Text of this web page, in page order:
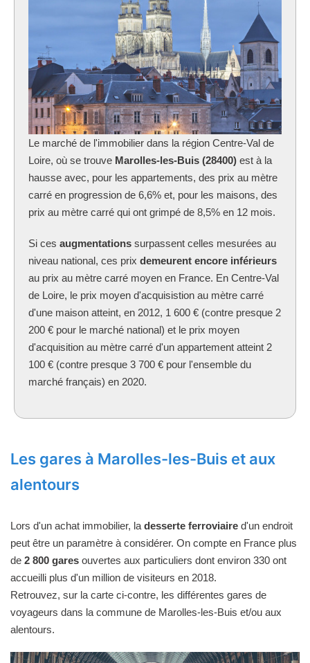
Le marché de l'immobilier dans la région Centre-Val de
Loire, où se trouve Marolles-les-Buis (28400) est à la
hausse avec, pour les appartements, des prix au mètre
carré en progression de 6,6% et, pour les maisons, des
prix au mètre carré qui ont grimpé de 8,5% en 12 mois.
Si ces augmentations surpassent celles mesurées au
niveau national, ces prix demeurent encore inférieurs
au prix au mètre carré moyen en France. En Centre-Val
de Loire, le prix moyen d'acquisistion au mètre carré
d'une maison atteint, en 2012, 1 600 € (contre presque 2
200 € pour le marché national) et le prix moyen
d'acquisition au mètre carré d'un appartement atteint 2
100 € (contre presque 3 700 € pour l'ensemble du
marché français) en 2020.
Les gares à Marolles-les-Buis et aux
alentours
Lors d'un achat immobilier, la desserte ferroviaire d'un endroit
peut être un paramètre à considérer. On compte en France plus
de 2 800 gares ouvertes aux particuliers dont environ 330 ont
accueilli plus d'un million de visiteurs en 2018.
Retrouvez, sur la carte ci-contre, les différentes gares de
voyageurs dans la commune de Marolles-les-Buis et/ou aux
alentours.